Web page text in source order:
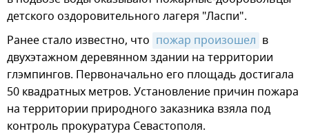
детского оздоровительного лагеря "Ласпи".
Ранее стало известно, что пожар произошел в
двухэтажном деревянном здании на территории
глэмпингов. Первоначально его площадь достигала
50 квадратных метров. Установление причин пожара
на территории природного заказника взяла под
контроль прокуратура Севастополя.